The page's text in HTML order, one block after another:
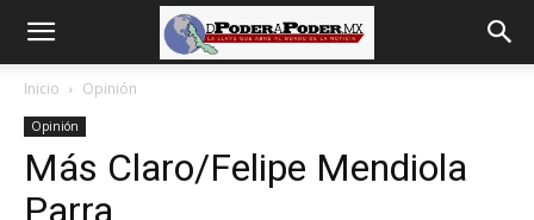
poder
Inicio Opinión
Opinión
Más Claro/Felipe Mendiola
Parra